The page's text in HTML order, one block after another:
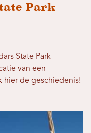
Park
State Park
van een
hier de geschiedenis!